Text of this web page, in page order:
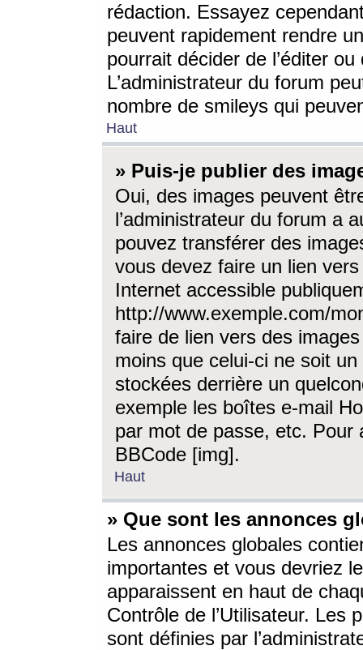
rédaction. Essayez
peuvent rapidement rendre
pourrait décider de l’éditer
L’administrateur du forum
nombre de smileys qui
Haut
» Puis-je publier des
Oui, des images peuvent
l’administrateur du forum a
pouvez transférer des
vous devez faire un lien
Internet accessible
http://www.exemple.com/
faire de lien vers des
moins que celui-ci ne soit
stockées derrière un
exemple les boîtes e-mail
par mot de passe, etc. Pour
BBCode [img].
Haut
» Que sont les annonces
Les annonces globales
importantes et vous devriez
apparaissent en haut de
Contrôle de l’Utilisateur. Les
sont définies par